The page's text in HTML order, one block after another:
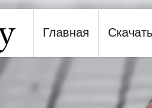
NeoSpy
Главная Скачать